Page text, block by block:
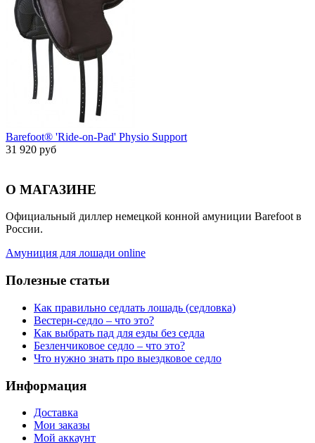
Barefoot® 'Ride-on-Pad' Physio Support
31 920 руб
О МАГАЗИНЕ
Официальный диллер немецкой конной амуниции Barefoot в
России.
Амуниция для лошади online
Полезные статьи
Как правильно седлать лошадь (седловка)
Вестерн-седло – что это?
Как выбрать пад для езды без седла
Безленчиковое седло – что это?
Что нужно знать про выездковое седло
Информация
Доставка
Мои заказы
Мой аккаунт